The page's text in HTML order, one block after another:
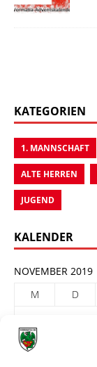
KATEGORIEN
1. MANNSCHAFT
ALTE HERREN
JUGEND
KALENDER
NOVEMBER 2019
M
D
4